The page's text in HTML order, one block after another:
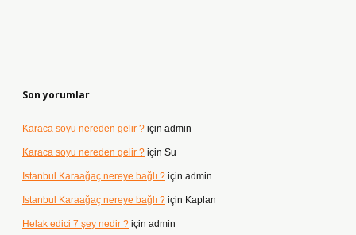
Son yorumlar
Karaca soyu nereden gelir ? için admin
Karaca soyu nereden gelir ? için Su
Istanbul Karaağaç nereye bağlı ? için admin
Istanbul Karaağaç nereye bağlı ? için Kaplan
Helak edici 7 şey nedir ? için admin